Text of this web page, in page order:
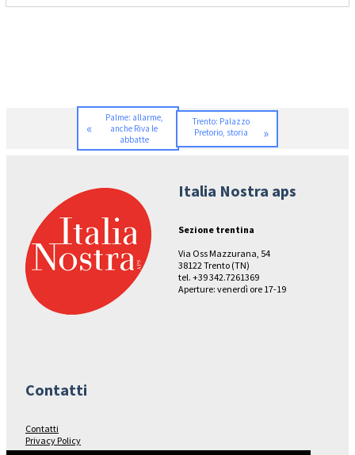
«
Palme: allarme,
anche Riva le
abbatte
Trento: Palazzo
Pretorio, storia
»
Italia Nostra aps
Sezione trentina
Via Oss Mazzurana, 54
38122 Trento (TN)
tel. +39 342.7261369
Aperture: venerdì ore 17-19
Contatti
Contatti
Privacy Policy